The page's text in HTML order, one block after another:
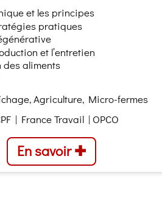
et les principes
pratiques
et l’entretien
des aliments
Agriculture, Micro-fermes
| France Travail | OPCO
En savoir ✚